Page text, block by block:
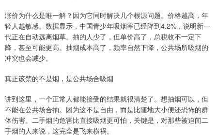
涨价为什么是唯一解？因为它同时解决几个根源问题。价格越高，年
轻人越敏感。数据显示，中国青少年吸烟率已经降到4.2%，说明新一
代正在自动远离烟草。抽的人少了，但单价高了，总税收不一定下
降，甚至可能更高。抽烟成本高了，频率自然下降，公共场所吸烟的
冲突也会减少。
真正该禁的不是烟，是公共场合吸烟
讲到这里，一个正常人都能接受的结果就很清楚了。想抽烟可以，但
不能在公共场合抽。因为这不是自由，而是比随地大小便还恐怖的群
体伤害。二手烟的危害比直接吸烟更可怕，关键是，对那些被迫闻二
手烟的人来说，这完全是飞来横祸。